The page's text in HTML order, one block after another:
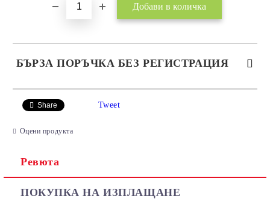
БЪРЗА ПОРЪЧКА БЕЗ РЕГИСТРАЦИЯ
Ние ще се свържем с вас в рамките на работния ден.
Share Tweet
Оцени продукта
Ревюта
ПОКУПКА НА ИЗПЛАЩАНЕ